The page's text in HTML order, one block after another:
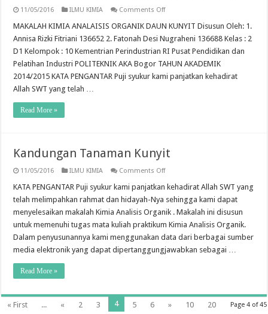
11/05/2016 ILMU KIMIA Comments Offon
Senyawa
Daun
Kunyit
MAKALAH KIMIA ANALAISIS ORGANIK DAUN KUNYIT Disusun Oleh: 1.
Annisa Rizki Fitriani 136652 2. Fatonah Desi Nugraheni 136688 Kelas : 2
D1 Kelompok : 10 Kementrian Perindustrian RI Pusat Pendidikan dan
Pelatihan Industri POLITEKNIK AKA Bogor TAHUN AKADEMIK
2014/2015 KATA PENGANTAR Puji syukur kami panjatkan kehadirat
Allah SWT yang telah …
Read More »
Kandungan Tanaman Kunyit
11/05/2016 ILMU KIMIA Comments Offon
Tanaman
KATA PENGANTAR Puji syukur kami panjatkan kehadirat Allah SWT yang
telah melimpahkan rahmat dan hidayah-Nya sehingga kami dapat
menyelesaikan makalah Kimia Analisis Organik . Makalah ini disusun
untuk memenuhi tugas mata kuliah praktikum Kimia Analisis Organik.
Dalam penyusunannya kami menggunakan data dari berbagai sumber
media elektronik yang dapat dipertanggungjawabkan sebagai …
Read More »
Page 4 of 45
« First ... « 2 3 4 5 6 » 10
20